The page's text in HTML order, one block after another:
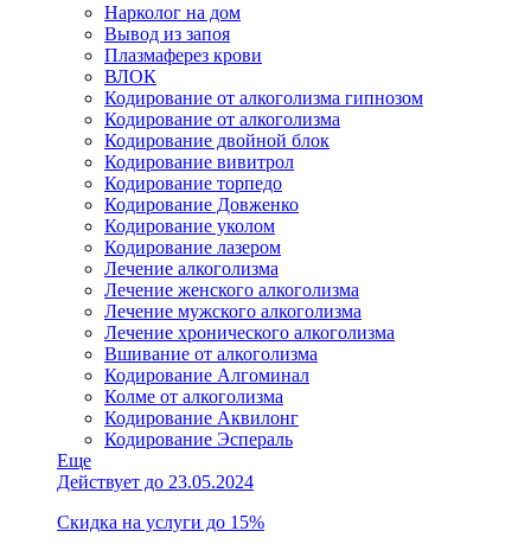
Нарколог на дом
Вывод из запоя
Плазмаферез крови
ВЛОК
Кодирование от алкоголизма гипнозом
Кодирование от алкоголизма
Кодирование двойной блок
Кодирование вивитрол
Кодирование торпедо
Кодирование Довженко
Кодирование уколом
Кодирование лазером
Лечение алкоголизма
Лечение женского алкоголизма
Лечение мужского алкоголизма
Лечение хронического алкоголизма
Вшивание от алкоголизма
Кодирование Алгоминал
Колме от алкоголизма
Кодирование Аквилонг
Кодирование Эспераль
Еще
Действует до 23.05.2024
Скидка на услуги до 15%